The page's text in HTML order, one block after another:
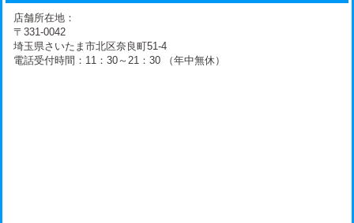
店舗所在地：
〒331-0042
埼玉県さいたま市北区奈良町51-4
電話受付時間：11：30～21：30 （年中無休）